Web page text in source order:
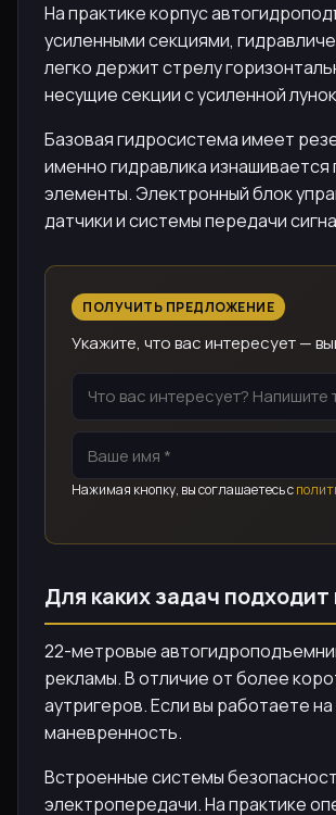
На практике корпус
усиленными секциями,
легко держит стрелу
несущие секции с усиленной
Базовая гидросистема имеет
именно гидравлика
элементы. Электронный блок
датчики и системы передачи
ПОЛУЧИТЬ ПРЕДЛОЖЕНИЕ
Укажите, что вас интересует —
Нажимая кнопку, вы соглашаетесь с
Для каких задач
22-метровые
рекламы. В отличие от более
аутригеров. Если вы работаете
маневренность.
Встроенные системы
электропередачи. На практике